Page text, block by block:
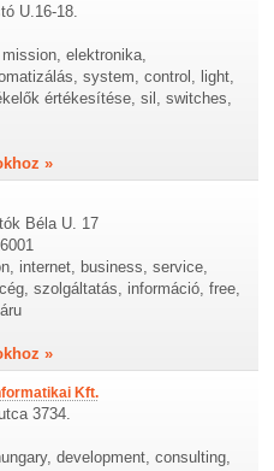
U.16-18.
elektronika,
system, control, light,
értékesítése, sil, switches,
»
Béla U. 17
internet, business, service,
szolgáltatás, információ, free,
»
Kft.
3734.
development, consulting,